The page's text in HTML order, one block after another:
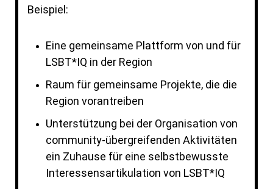
Beispiel:
Eine gemeinsame Plattform von und für
LSBT*IQ in der Region
Raum für gemeinsame Projekte, die die
Region vorantreiben
Unterstützung bei der Organisation von
community-übergreifenden Aktivitäten
ein Zuhause für eine selbstbewusste
Interessensartikulation von LSBT*IQ